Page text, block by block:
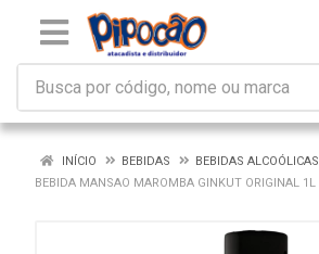
INÍCIO BEBIDAS
BEBIDAS ALCOÓLICAS
BEBIDA MANSAO MAROMBA GINKUT ORIGINAL 1L